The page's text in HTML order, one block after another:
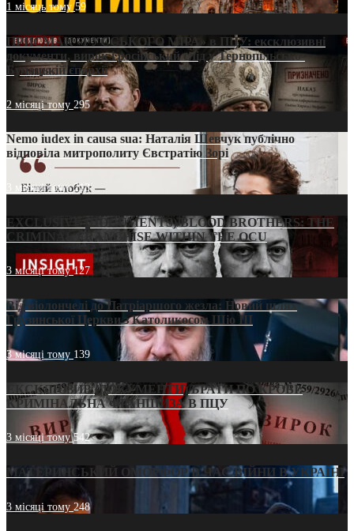
1 місяць тому59
ПРИСМАК «РУССЬКОГО МІРА» в ПЦУ: ексклюзивні
документи, вирок і російський слід у Тернопільсько-
Бучацькій єпархії
2 місяці тому 295
Nemo iudex in causa sua: Наталія Шевчук публічно
відповіла митрополиту Євстратію Зорі
3 місяці тому213
EXCLUSIVE (DOCUMENTS)/BLOOD BROTHERS: THE
CRIMINAL FRANCHISE WITHIN THE OCU
3 місяці тому127
Від віолончелі до Патріаршого жезла: Новий шлях
Грузинської Церкви з Католикосом Шіо III
3 місяці тому 139
ЕКСКЛЮЗИВ (ДОКУМЕНТИ)/БРАТИ ПО КРОВІ:
КРИМІНАЛЬНА ФРАНШИЗА В ПЦУ
3 місяці тому542
МАТЕРИНСЬКИЙ ОМОРФОР В ЧАС ВІЙНИ В УКРАЇНІ
3 місяці тому248